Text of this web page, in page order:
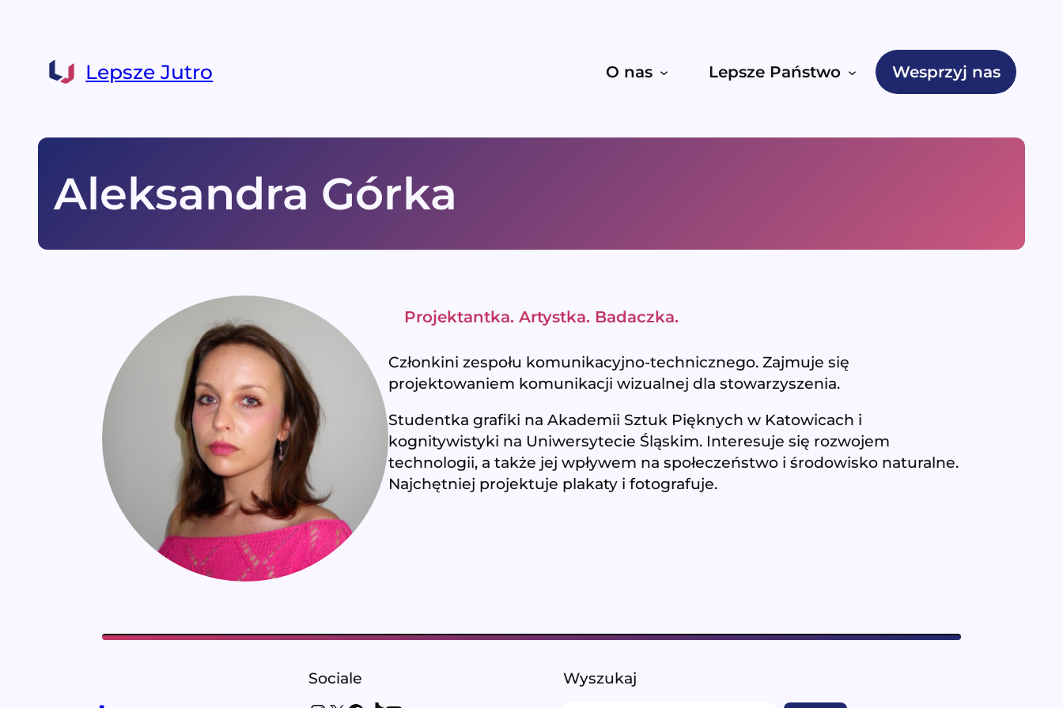
Lepsze Jutro O nas Lepsze Państwo Wesprzyj nas
Aleksandra Górka
Projektantka. Artystka. Badaczka.
Członkini zespołu komunikacyjno-technicznego. Zajmuje się
projektowaniem komunikacji wizualnej dla stowarzyszenia.
Studentka grafiki na Akademii Sztuk Pięknych w Katowicach i
kognitywistyki na Uniwersytecie Śląskim. Interesuje się rozwojem
technologii, a także jej wpływem na społeczeństwo i środowisko naturalne.
Najchętniej projektuje plakaty i fotografuje.
Sociale Wyszukaj